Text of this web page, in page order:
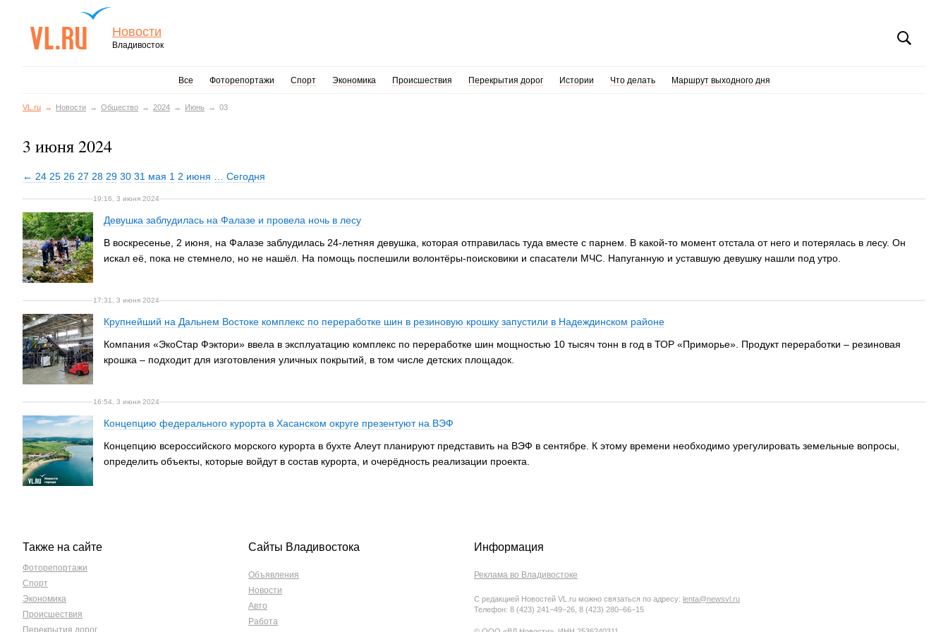
Новости
Владивосток
Все Фоторепортажи Спорт Экономика Происшествия Перекрытия дорог Истории Что делать Маршрут выходного дня
VL.ru Новости Общество 2024 Июнь 03
3 июня 2024
← 24 25 26 27 28 29 30 31 мая 1 2 июня Сегодня
19:16, 3 июня 2024
Девушка заблудилась на Фалазе и провела ночь в лесу
В воскресенье, 2 июня, на Фалазе заблудилась 24-летняя девушка, которая отправилась туда вместе с парнем. В какой-то момент отстала от него и потерялась в лесу. Он
искал её, пока не стемнело, но не нашёл. На помощь поспешили волонтёры-поисковики и спасатели МЧС. Напуганную и уставшую девушку нашли под утро.
17:31, 3 июня 2024
Крупнейший на Дальнем Востоке комплекс по переработке шин в резиновую крошку запустили в Надеждинском районе
Компания «ЭкоСтар Фэктори» ввела в эксплуатацию комплекс по переработке шин мощностью 10 тысяч тонн в год в ТОР «Приморье». Продукт переработки – резиновая
крошка – подходит для изготовления уличных покрытий, в том числе детских площадок.
16:54, 3 июня 2024
Концепцию федерального курорта в Хасанском округе презентуют на ВЭФ
Концепцию всероссийского морского курорта в бухте Алеут планируют представить на ВЭФ в сентябре. К этому времени необходимо урегулировать земельные вопросы,
определить объекты, которые войдут в состав курорта, и очерёдность реализации проекта.
Также на сайте
Фоторепортажи
Спорт
Экономика
Происшествия
Перекрытия дорог
Сайты Владивостока
Объявления
Новости
Авто
Работа
Информация
Реклама во Владивостоке
С редакцией Новостей VL.ru можно связаться по адресу: lenta@newsvl.ru
Телефон: 8 (423) 241−49−26, 8 (423) 280−66−15